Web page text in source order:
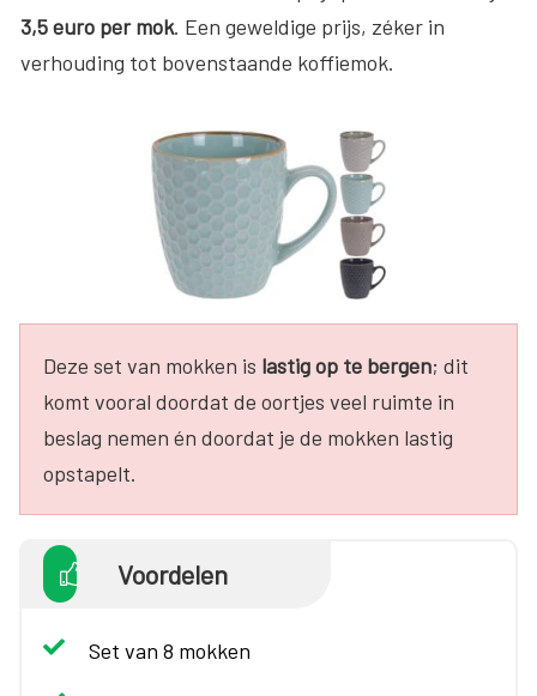
3,5 euro per mok. Een geweldige prijs, zéker in
verhouding tot bovenstaande koffiemok.
Deze set van mokken is lastig op te bergen; dit
komt vooral doordat de oortjes veel ruimte in
beslag nemen én doordat je de mokken lastig
opstapelt.
Voordelen
Set van 8 mokken